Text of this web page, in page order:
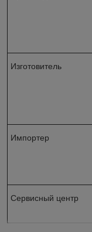
Изготовитель
Импортер
Сервисный центр